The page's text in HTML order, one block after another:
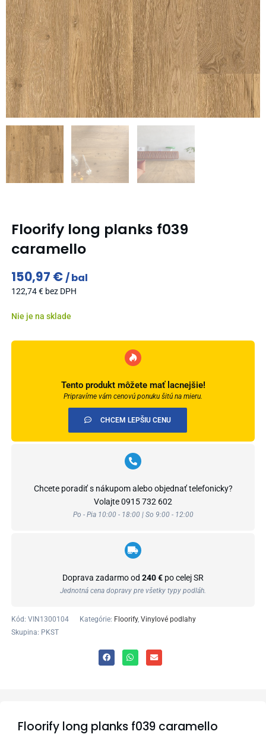
Floorify long planks f039
caramello
150,97 € bal
122,74€ bez DPH
Nie je na sklade
Tento produkt môžete mať lacnejšie!
Pripravíme vám cenovú ponuku šitú na mieru.
CHCEM LEPŠIU CENU
Chcete poradiť s nákupom alebo objednať telefonicky?
Volajte0915 732 602
Po - Pia 10:00 - 18:00 | So 9:00 - 12:00
Doprava zadarmo od 240 € po celej SR
Jednotná cena dopravy pre všetky typy podláh.
Kód: VIN1300104 Kategórie: Floorify, Vinylové podlahy
Skupina: PKST
Floorify long planks f039 caramello